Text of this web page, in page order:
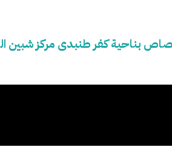
بناحية كفر طنبدى مركز شبين